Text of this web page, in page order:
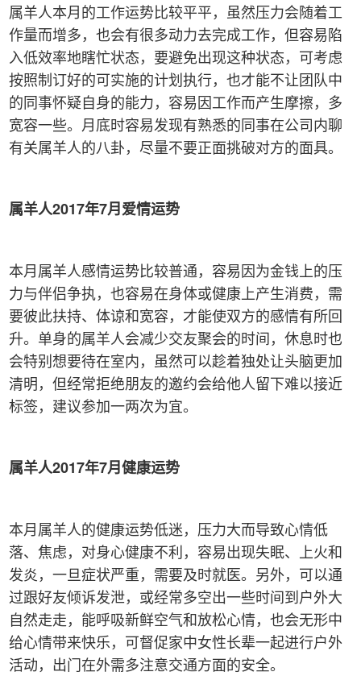
属羊人本月的工作运势比较平平，虽然压力会随着工
作量而增多，也会有很多动力去完成工作，但容易陷
入低效率地瞎忙状态，要避免出现这种状态，可考虑
按照制订好的可实施的计划执行，也才能不让团队中
的同事怀疑自身的能力，容易因工作而产生摩擦，多
宽容一些。月底时容易发现有熟悉的同事在公司内聊
有关属羊人的八卦，尽量不要正面挑破对方的面具。
属羊人2017年7月爱情运势
本月属羊人感情运势比较普通，容易因为金钱上的压
力与伴侣争执，也容易在身体或健康上产生消费，需
要彼此扶持、体谅和宽容，才能使双方的感情有所回
升。单身的属羊人会减少交友聚会的时间，休息时也
会特别想要待在室内，虽然可以趁着独处让头脑更加
清明，但经常拒绝朋友的邀约会给他人留下难以接近
标签，建议参加一两次为宜。
属羊人2017年7月健康运势
本月属羊人的健康运势低迷，压力大而导致心情低
落、焦虑，对身心健康不利，容易出现失眠、上火和
发炎，一旦症状严重，需要及时就医。另外，可以通
过跟好友倾诉发泄，或经常多空出一些时间到户外大
自然走走，能呼吸新鲜空气和放松心情，也会无形中
给心情带来快乐，可督促家中女性长辈一起进行户外
活动，出门在外需多注意交通方面的安全。